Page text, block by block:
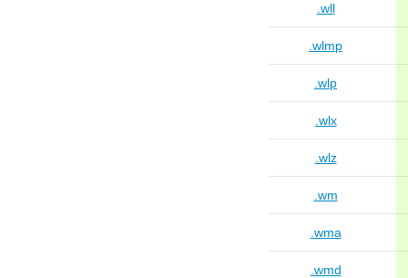
.wll
.wlmp
.wlp
.wlx
.wlz
.wm
.wma
.wmd